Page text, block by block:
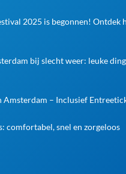
2025 is begonnen! Ontdek
bij slecht weer: leuke
Amsterdam – Inclusief
comfortabel, snel en zorgeloos